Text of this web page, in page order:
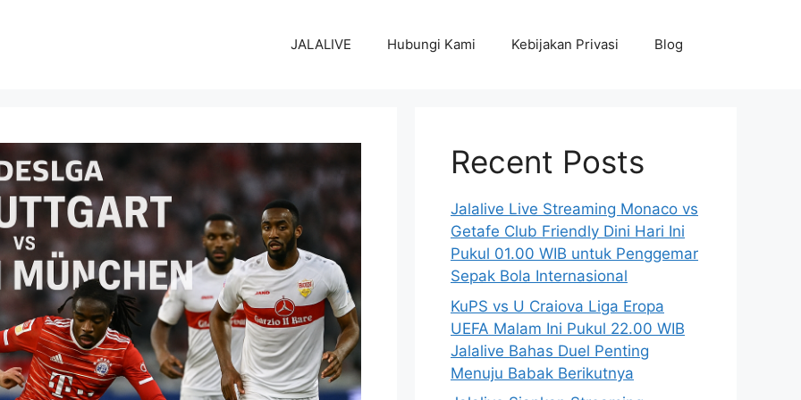
JALALIVE Hubungi Kami Kebijakan Privasi Blog
Recent Posts
Jalalive Live Streaming Monaco vs
Getafe Club Friendly Dini Hari Ini
Pukul 01.00 WIB untuk Penggemar
Sepak Bola Internasional
KuPS vs U Craiova Liga Eropa
UEFA Malam Ini Pukul 22.00 WIB
Jalalive Bahas Duel Penting
Menuju Babak Berikutnya